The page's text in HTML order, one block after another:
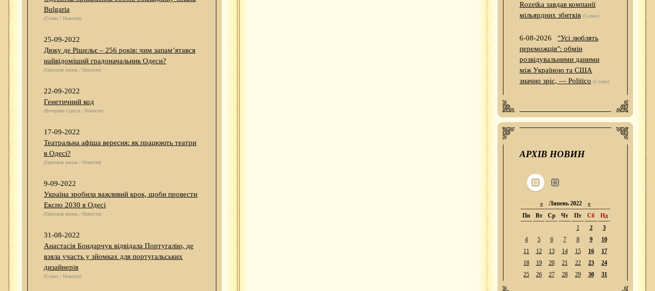
Bulgaria
(Слово / Новости)
25-09-2022
Дюку де Рішельє – 256 років: чим запам’ятався
найвідоміший градоначальник Одеси?
(Одесская жизнь / Новости)
22-09-2022
Генетичний код
(Вечерняя Одесса / Новости)
17-09-2022
Театральна афіша вересня: як працюють театри
в Одесі?
(Одесская жизнь / Новости)
9-09-2022
Україна зробила важливий крок, щоби провести
Експо 2030 в Одесі
(Одесская жизнь / Новости)
31-08-2022
Анастасія Бондарчук відвідала Португалію, де
взяла участь у зйомках для португальських
дизайнерів
(Слово / Новости)
Rozetka завдав компанії
мільярдних збитків (Слово)
6-08-2026
"Усі люблять
переможців": обмін
розвідувальними даними
між Україною та США
значно зріс, — Politico (Слово)
АРХІВ НОВИН
« Липень 2022 »
Пн
Вт Ср Чт Пт Сб
Нд
1
2
3
4
5 6 7 8 9
10
11
12 13 14 15 16
17
18
19 20 21 22 23
24
25
26 27 28 29 30 31